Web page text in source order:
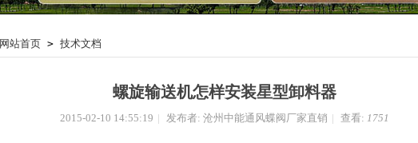
网站首页 > 技术文档
螺旋输送机怎样安装星型卸料器
2015-02-10 14:55:19 | 发布者: 沧州中能通风蝶阀厂家直销 | 查看: 1751